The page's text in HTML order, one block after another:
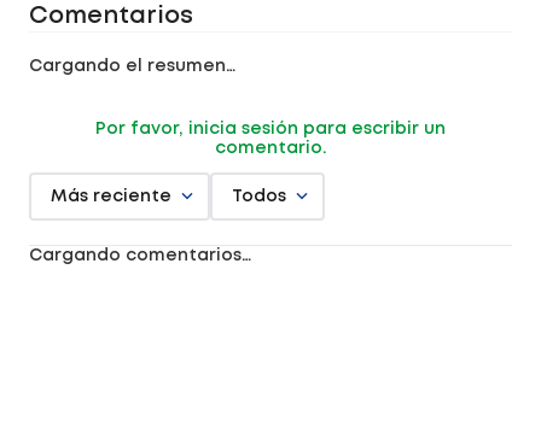
Comentarios
Cargando el resumen…
Por favor, inicia sesión para escribir un
comentario.
Más reciente Todos
Cargando comentarios…